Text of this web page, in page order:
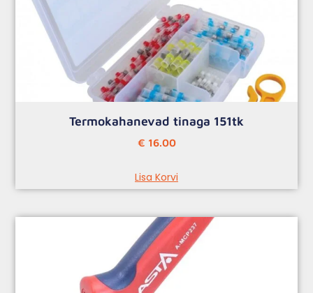
Termokahanevad tinaga 151tk
€ 16.00
Lisa Korvi